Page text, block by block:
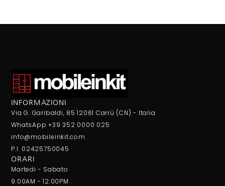
INFORMAZIONI
Via G. Garibaldi, 85 12061 Carrù (CN) - Italia
WhatsApp +39 352 0000 025
info@mobileinkit.com
P.I. 02425750045
ORARI
Martedi - Sabato
9:00AM - 12:00PM